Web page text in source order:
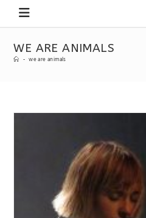
WE ARE ANIMALS
- we are animals